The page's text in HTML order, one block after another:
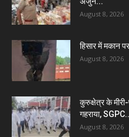
August 8, 2026
हिसार में मकान
August 8, 2026
कुरुक्षेत्र के
गहराया,
August 8, 2026